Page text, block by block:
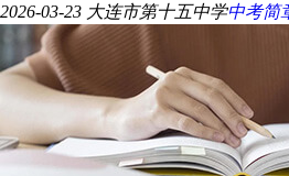
2026-03-23 大连市第十五中学中考简